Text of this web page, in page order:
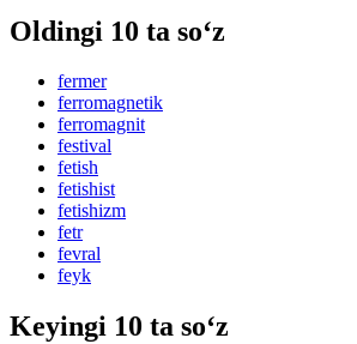
Oldingi 10 ta so‘z
fermer
ferromagnetik
ferromagnit
festival
fetish
fetishist
fetishizm
fetr
fevral
feyk
Keyingi 10 ta so‘z